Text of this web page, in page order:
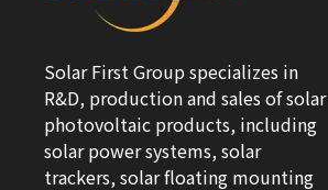
Solar First Group specializes in
R&D, production and sales of solar
photovoltaic products, including
solar power systems, solar
trackers, solar floating mounting